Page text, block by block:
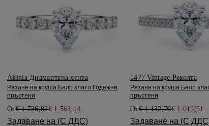
Akinia Диамантена лента
Рязане на круша Бяло злато Годежни
пръстени
От€ 1.736,82€ 1.563,14
Задаване на (С ДДС)
1477 Vintage Реколта
Рязане на круша Бяло
пръстени
От€ 1.132,79€ 1.019,51
Задаване на (С